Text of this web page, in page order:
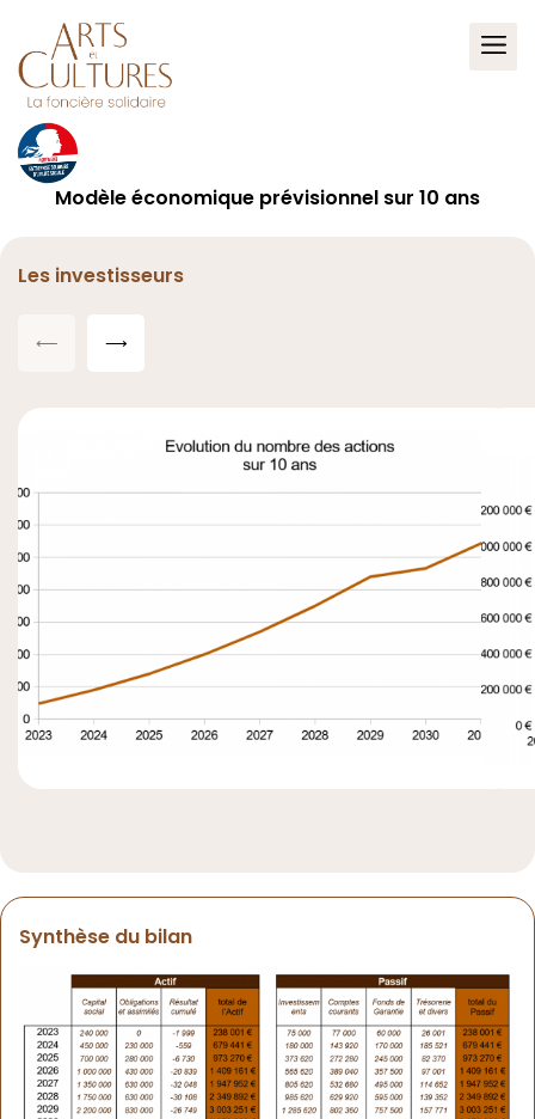
Modèle économique prévisionnel sur 10 ans
Les investisseurs
⟵ ⟶
Synthèse du bilan